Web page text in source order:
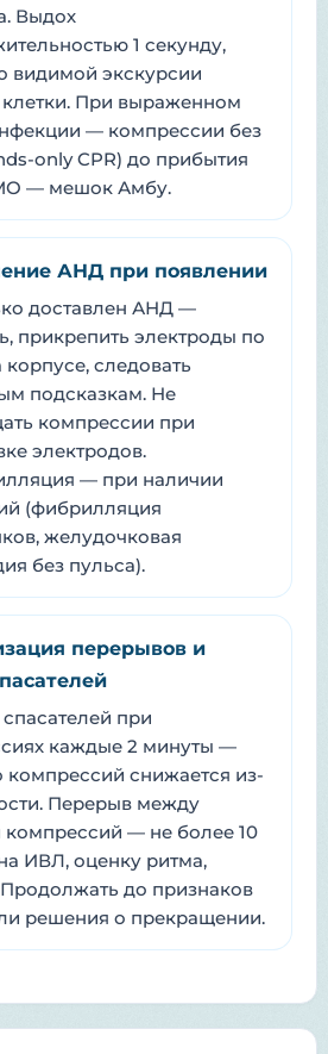
Выдох
1 секунду,
видимой экскурсии
клетки. При выраженном
— компрессии без
only CPR) до прибытия
— мешок Амбу.
АНД при появлении
доставлен АНД —
прикрепить электроды по
корпусе, следовать
подсказкам. Не
компрессии при
электродов.
— при наличии
(фибрилляция
желудочковая
без пульса).
перерывов и
при
каждые 2 минуты —
компрессий снижается из-
Перерыв между
— не более 10
ИВЛ, оценку ритма,
Продолжать до признаков
решения о прекращении.